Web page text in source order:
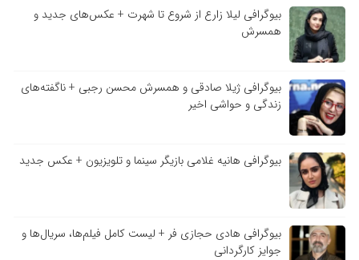
بیوگرافی لیلا زارع از شروع تا شهرت + عکس‌های جدید و
همسرش
بیوگرافی ژیلا صادقی و همسرش محسن رجبی + ناگفته‌های
زندگی و حواشی اخیر
بیوگرافی هانیه غلامی بازیگر سینما و تلویزیون + عکس جدید
بیوگرافی هادی حجازی فر + لیست کامل فیلم‌ها، سریال‌ها و
جوایز کارگردانی